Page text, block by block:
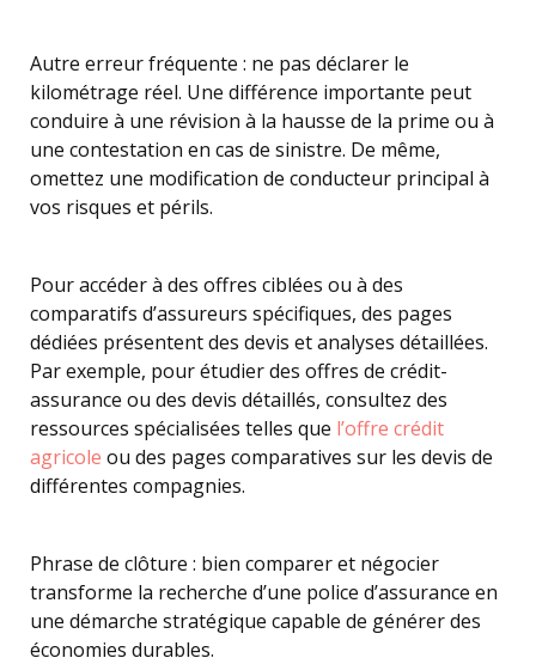
Autre erreur fréquente : ne pas déclarer le
kilométrage réel. Une différence importante peut
conduire à une révision à la hausse de la prime ou à
une contestation en cas de sinistre. De même,
omettez une modification de conducteur principal à
vos risques et périls.
Pour accéder à des offres ciblées ou à des
comparatifs d’assureurs spécifiques, des pages
dédiées présentent des devis et analyses détaillées.
Par exemple, pour étudier des offres de crédit-
assurance ou des devis détaillés, consultez des
ressources spécialisées telles que l’offre crédit
agricole ou des pages comparatives sur les devis de
différentes compagnies.
Phrase de clôture : bien comparer et négocier
transforme la recherche d’une police d’assurance en
une démarche stratégique capable de générer des
économies durables.